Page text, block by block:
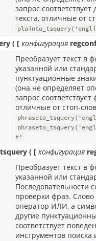
запрос
текста, отличные от
( [ конфигурация
Преобразует текст в
указанной или
пунктуационные
(она не определяет
запрос
отличные от стоп-
t'
( [ конфигурация
Преобразует текст в
указанной или
Последовательности
проверки фраз.
оператор ИЛИ, а
другие
соответствует
инструментов поиска